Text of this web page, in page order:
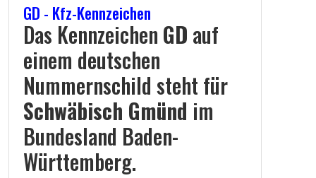
GD - Kfz-Kennzeichen
Das Kennzeichen GD auf
einem deutschen
Nummernschild steht für
Schwäbisch Gmünd im
Bundesland Baden-
Württemberg.